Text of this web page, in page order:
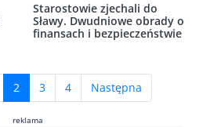
Starostowie zjechali do
Sławy. Dwudniowe obrady o
finansach i bezpieczeństwie
2 (current)
3 4 Następna
reklama